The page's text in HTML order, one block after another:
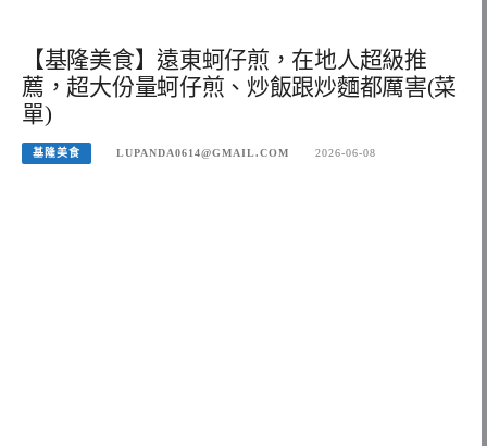
【基隆美食】遠東蚵仔煎，在地人超級推
薦，超大份量蚵仔煎、炒飯跟炒麵都厲害(菜
單)
基隆美食 LUPANDA0614@GMAIL.COM 2026-06-08